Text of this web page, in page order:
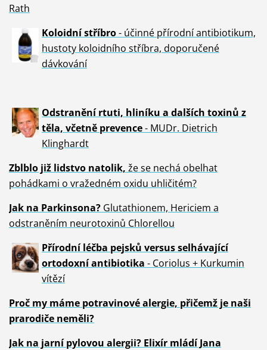
Rath
Koloidní stříbro- účinné přírodní antibiotikum,
hustoty koloidního stříbra, doporučené
dávkování
Odstranění rtuti, hliníku a dalších toxinů z
těla, včetně prevence- MUDr. Dietrich
Klinghardt
Zblblo již lidstvo natolik, že se nechá obelhat
pohádkami o vražedném oxidu uhličitém?
Jak na Parkinsona?Glutathionem, Hericiem a
odstraněním neurotoxinů Chlorellou
Přírodní léčba pejsků versus selhávající
ortodoxní antibiotika - Coriolus + Kurkumin
vítězí
Proč my máme potravinové alergie, přičemž je naši
prarodiče neměli?
Jak na jarní pylovou alergii? Elixír mládí Jana